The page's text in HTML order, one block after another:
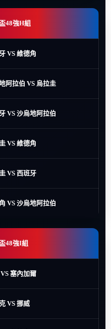
48強H組
VS 維德角
阿拉伯 VS 烏拉圭
VS 沙烏地阿拉伯
VS 維德角
VS 西班牙
VS 沙烏地阿拉伯
48強I組
塞內加爾
VS 挪威